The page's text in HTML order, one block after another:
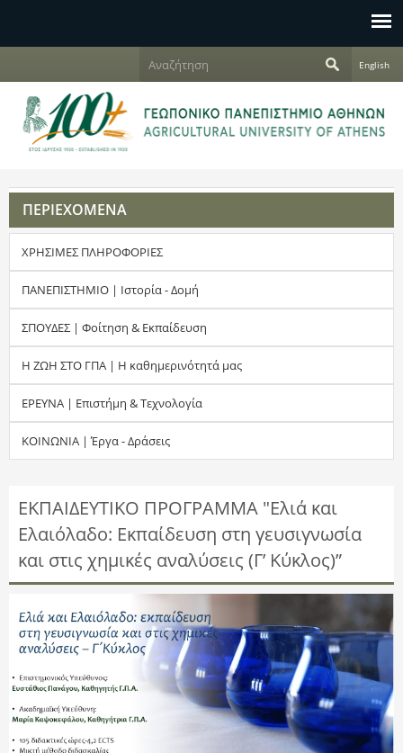
Φ
ό
μ
α
α
ν
α
ζ
ή
τ
σ
η
ς
ζ
ή
τ
η
English
ΠΕΡΙΕΧΟΜΕΝΑ
ΧΡΗΣΙΜΕΣ ΠΛΗΡΟΦΟΡΙΕΣ
ΠΑΝΕΠΙΣΤΗΜΙΟ | Ιστορία - Δομή
ΣΠΟΥΔΕΣ | Φοίτηση & Εκπαίδευση
Η ΖΩΗ ΣΤΟ ΓΠΑ | Η καθημερινότητά μας
ΕΡΕΥΝΑ | Επιστήμη & Τεχνολογία
ΚΟΙΝΩΝΙΑ | Έργα - Δράσεις
ΕΚΠΑΙΔΕΥΤΙΚΟ ΠΡΟΓΡΑΜΜΑ "Ελιά και
Ελαιόλαδο: Eκπαίδευση στη γευσιγνωσία
και στις χημικές αναλύσεις (Γ’ Κύκλος)”